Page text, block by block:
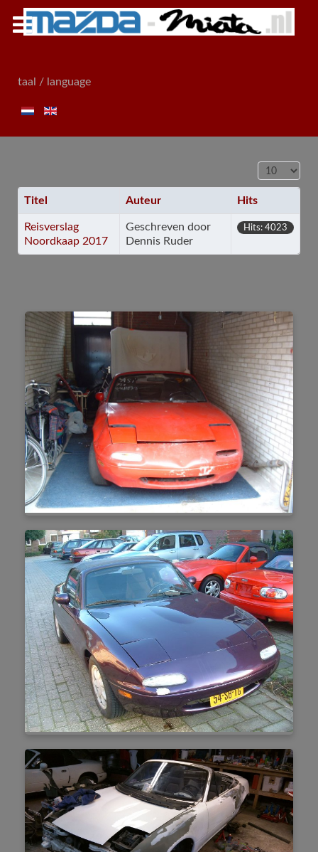
taal / language
Toon #
Titel Auteur Hits
Reisverslag
Noordkaap 2017
Geschreven door
Dennis Ruder
Hits: 4023